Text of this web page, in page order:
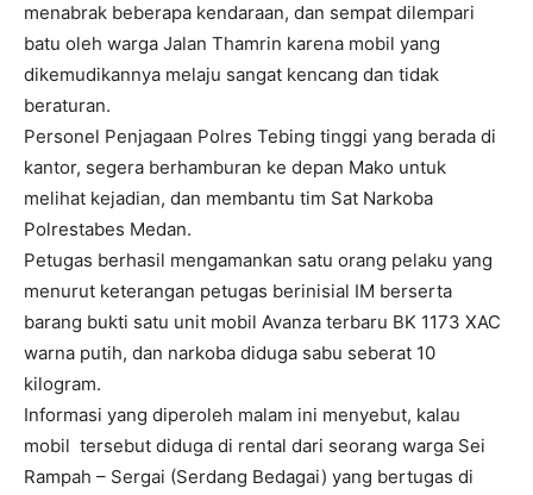
menabrak beberapa kendaraan, dan sempat dilempari
batu oleh warga Jalan Thamrin karena mobil yang
dikemudikannya melaju sangat kencang dan tidak
beraturan.
Personel Penjagaan Polres Tebing tinggi yang berada di
kantor, segera berhamburan ke depan Mako untuk
melihat kejadian, dan membantu tim Sat Narkoba
Polrestabes Medan.
Petugas berhasil mengamankan satu orang pelaku yang
menurut keterangan petugas berinisial IM berserta
barang bukti satu unit mobil Avanza terbaru BK 1173 XAC
warna putih, dan narkoba diduga sabu seberat 10
kilogram.
Informasi yang diperoleh malam ini menyebut, kalau
mobil tersebut diduga di rental dari seorang warga Sei
Rampah – Sergai (Serdang Bedagai) yang bertugas di